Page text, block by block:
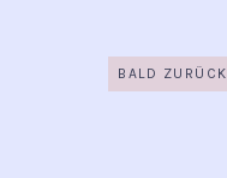
BALD ZURÜCK